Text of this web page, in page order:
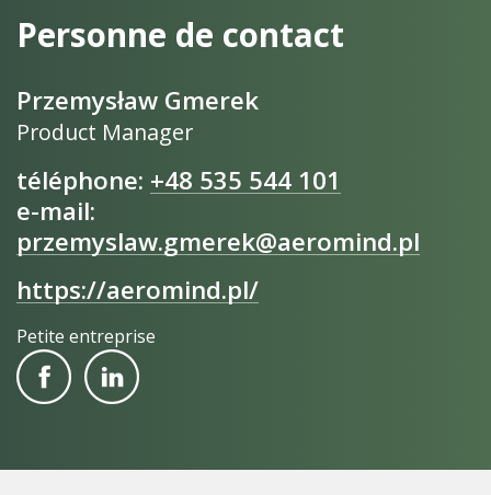
Personne de contact
Przemysław Gmerek
Product Manager
téléphone: +48 535 544 101
e-mail:
przemyslaw.gmerek@aeromind.pl
https://aeromind.pl/
Petite entreprise